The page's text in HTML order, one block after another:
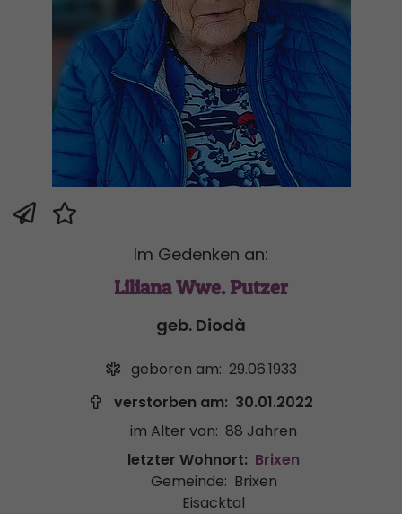
Im Gedenken an:
Liliana Wwe. Putzer
geb. Diodà
geboren am: 29.06.1933
verstorben am: 30.01.2022
im Alter von: 88 Jahren
letzter Wohnort: Brixen
Gemeinde: Brixen
Eisacktal